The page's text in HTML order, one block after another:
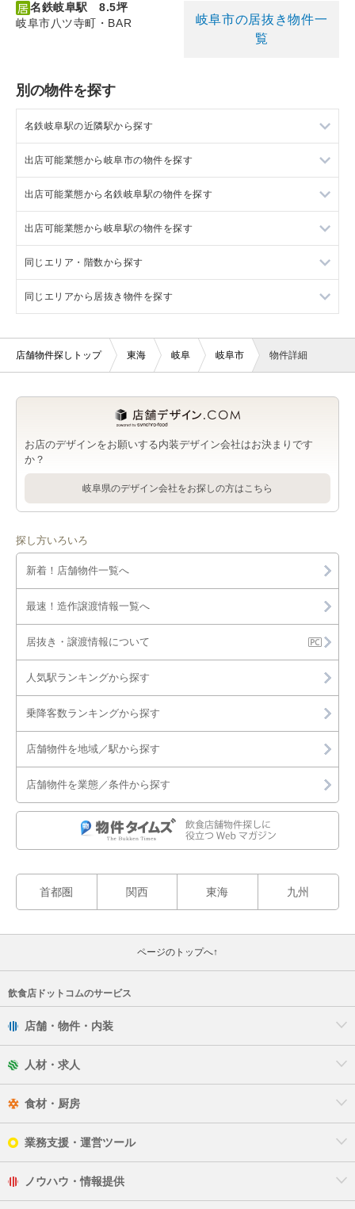
名鉄岐阜駅 8.5坪
岐阜市八ツ寺町・BAR
岐阜市の居抜き物件一
覧
別の物件を探す
名鉄岐阜駅の近隣駅から探す
加納駅の店舗物件・貸店舗・テナント一覧
出店可能業態から岐阜市の物件を探す
岐阜市の重飲食を出店可能な店舗物件・貸店舗・テナント一覧
岐阜市の軽飲食を出店可能な店舗物件・貸店舗・テナント一覧
岐阜市のその他を出店可能な店舗物件・貸店舗・テナント一覧
出店可能業態から名鉄岐阜駅の物件を探す
名鉄岐阜駅の重飲食を出店可能な店舗物件・貸店舗・テナント
一覧
一覧
出店可能業態から岐阜駅の物件を探す
岐阜駅の重飲食を出店可能な店舗物件・貸店舗・テナント一覧
岐阜駅の軽飲食を出店可能な店舗物件・貸店舗・テナント一覧
同じエリア・階数から探す
岐阜市の2階の店舗物件・貸店舗・テナント一覧
岐阜駅の2階の店舗物件・貸店舗・テナント一覧
同じエリアから居抜き物件を探す
岐阜駅の居抜き店舗物件・貸店舗・テナント一覧
店舗物件探しトップ 東海 岐阜 岐阜市 物件詳細
お店のデザインをお願いする内装デザイン会社はお決まりです
か？
岐阜県のデザイン会社をお探しの方はこちら
探し方いろいろ
新着！店舗物件一覧へ
最速！造作譲渡情報一覧へ
居抜き・譲渡情報について
人気駅ランキングから探す
乗降客数ランキングから探す
店舗物件を地域／駅から探す
店舗物件を業態／条件から探す
首都圏 関西 東海 九州
ページのトップへ↑
飲食店ドットコムのサービス
店舗・物件・内装
人材・求人
食材・厨房
業務支援・運営ツール
ノウハウ・情報提供